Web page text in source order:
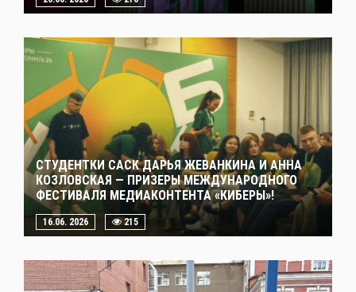
СТУДЕНТКИ САСК ДАРЬЯ ЖЕВАНКИНА И АННА
КОЗЛОВСКАЯ — ПРИЗЕРЫ МЕЖДУНАРОДНОГО
ФЕСТИВАЛЯ МЕДИАКОНТЕНТА «КИБЕРЫ»!
16.06. 2026 215